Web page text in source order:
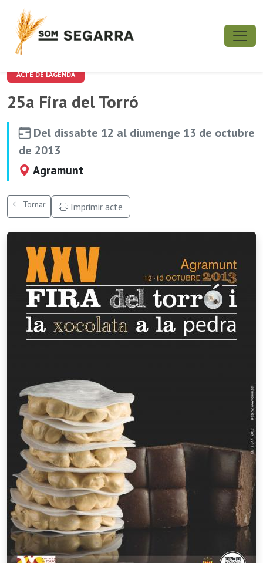
ACTE DE L'AGENDA
25a Fira del Torró
Del dissabte 12 al diumenge 13 de octubre
de 2013
Agramunt
Tornar Imprimir acte